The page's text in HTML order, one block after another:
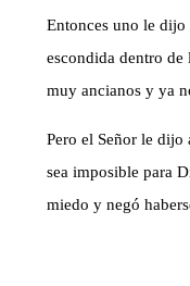
Entonces uno le dijo
escondida dentro de
muy ancianos y ya
Pero el Señor le dijo
sea imposible para
miedo y negó